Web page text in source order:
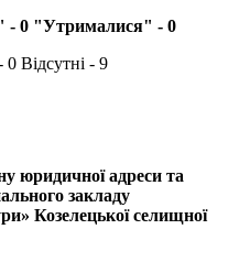
- 0 "Утрималися" - 0
0 Відсутні - 9
юридичної адреси та
закладу
Козелецької селищної